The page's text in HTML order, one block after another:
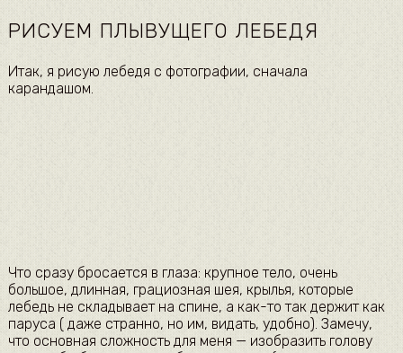
РИСУЕМ ПЛЫВУЩЕГО ЛЕБЕДЯ
Итак, я рисую лебедя с фотографии, сначала
карандашом.
Что сразу бросается в глаза: крупное тело, очень
большое, длинная, грациозная шея, крылья, которые
лебедь не складывает на спине, а как-то так держит как
паруса ( даже странно, но им, видать, удобно). Замечу,
что основная сложность для меня — изобразить голову